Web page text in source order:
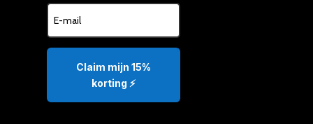
Claim mijn 15%
korting ⚡️